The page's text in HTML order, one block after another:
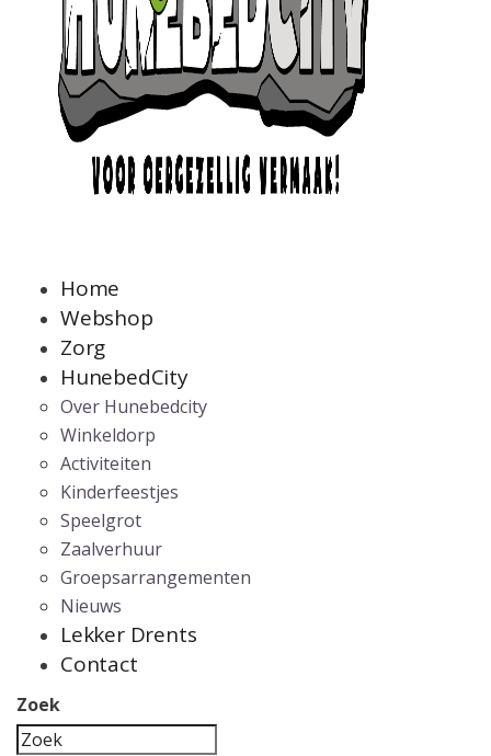
Home
Webshop
Zorg
HunebedCity
Over Hunebedcity
Winkeldorp
Activiteiten
Kinderfeestjes
Speelgrot
Zaalverhuur
Groepsarrangementen
Nieuws
Lekker Drents
Contact
Zoek